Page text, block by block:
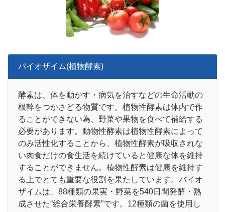
バイオザイム(植物酵素)
酵素は、体を動かす・病気を治すなどの生命活動の
根幹をつかさどる物質です。植物性酵素は体内で作
ることができない為、野菜や果物を食べて補給する
必要があります。動物性酵素は植物性酵素によって
のみ活性化することから、植物性酵素が吸収されな
い肉食だけの食生活を続けていると健康な体を維持
することができません。植物性酵素は健康を維持す
る上でとても重要な役割を果たしています。バイオ
ザイムは、88種類の果実・野菜を540日間発酵・熟
成させた“総合栄養酵素”です。12種類の菌を使用し